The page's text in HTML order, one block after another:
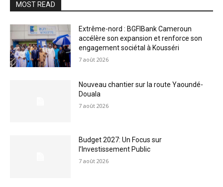
MOST READ
Extrême-nord : BGFIBank Cameroun
accélère son expansion et renforce son
engagement sociétal à Kousséri
7 août 2026
Nouveau chantier sur la route Yaoundé-
Douala
7 août 2026
Budget 2027: Un Focus sur
l’Investissement Public
7 août 2026